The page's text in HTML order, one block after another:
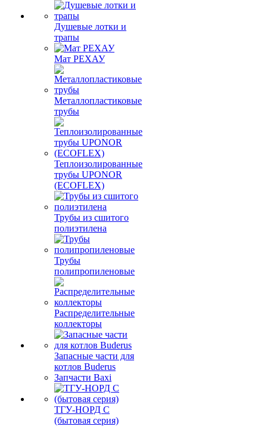
Душевые лотки и
трапы
Мат РЕХАУ
Металлопластиковые
трубы
Теплоизолированные
трубы UPONOR
(ECOFLEX)
Трубы из сшитого
полиэтилена
Трубы
полипропиленовые
Распределительные
коллекторы
Запасные части для
котлов Buderus
Запчасти Baxi
ТГУ-НОРД С
(бытовая серия)